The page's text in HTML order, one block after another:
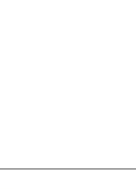
, a principios de1980volvía a